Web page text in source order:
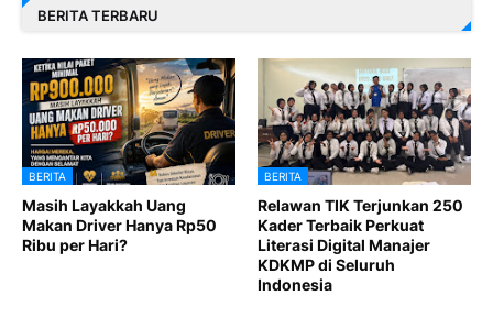
BERITA TERBARU
BERITA
Masih Layakkah Uang
Makan Driver Hanya Rp50
Ribu per Hari?
BERITA
Relawan TIK Terjunkan 250
Kader Terbaik Perkuat
Literasi Digital Manajer
KDKMP di Seluruh
Indonesia